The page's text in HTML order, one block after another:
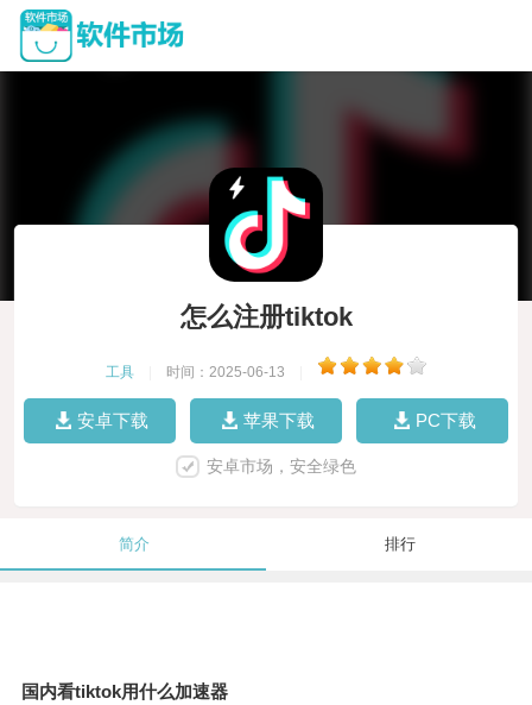
怎么注册tiktok
工具 时间：2025-06-13
安卓下载 苹果下载 PC下载
安卓市场，安全绿色
简介 排行
国内看tiktok用什么加速器